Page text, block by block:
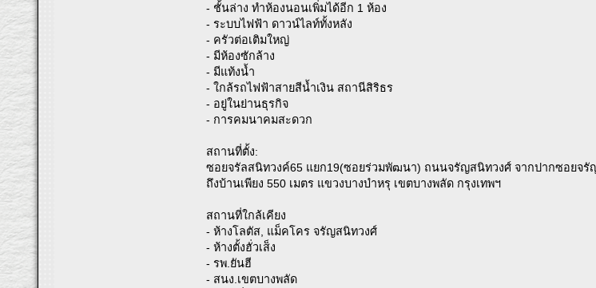
- ชั้นล่าง ทำห้องนอนเพิ่มได้อีก 1 ห้อง
- ระบบไฟฟ้า ดาวน์ไลท์ทั้งหลัง
- ครัวต่อเติมใหญ่
- มีห้องซักล้าง
- มีแท้งน้ำ
- ใกล้รถไฟฟ้าสายสีน้ำเงิน สถานีสิริธร
- อยู่ในย่านธุรกิจ
- การคมนาคมสะดวก
สถานที่ตั้ง:
ซอยจรัลสนิทวงค์65 แยก19(ซอยร่วมพัฒนา) ถนนจรัญสนิทวงศ์ จากปากซอยจรั
ถึงบ้านเพียง 550 เมตร แขวงบางบำหรุ เขตบางพลัด กรุงเทพฯ
สถานที่ใกล้เคียง
- ห้างโลตัส, แม็คโคร จรัญสนิทวงศ์
- ห้างตั้งฮั่วเส็ง
- รพ.ยันฮี
- สนง.เขตบางพลัด